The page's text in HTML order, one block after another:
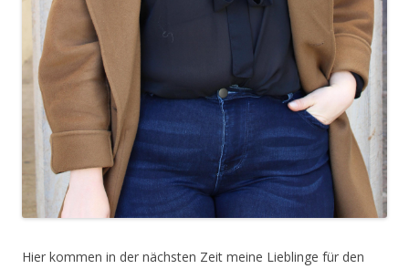
Hier kommen in der nächsten Zeit meine Lieblinge für den